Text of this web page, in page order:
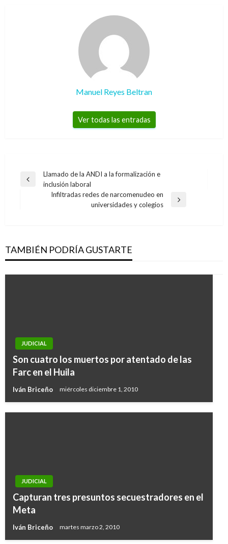
Manuel Reyes Beltran
Ver todas las entradas
Navegación
Entrada
Llamado de la ANDI a la formalización e
inclusión laboral
Infiltradas redes de narcomenudeo en
universidades y colegios
TAMBIÉN PODRÍA GUSTARTE
JUDICIAL
Son cuatro los muertos por atentado de las
Farc en el Huila
Iván Briceño miércoles diciembre 1, 2010
JUDICIAL
Capturan tres presuntos secuestradores en el
Meta
Iván Briceño martes marzo 2, 2010